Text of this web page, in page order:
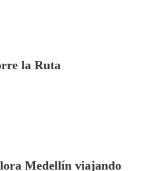
la Ruta
Medellín viajando